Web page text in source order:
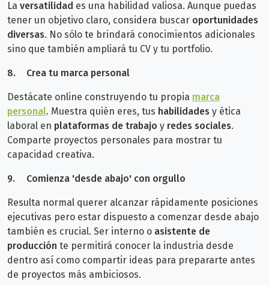
La versatilidad es una habilidad valiosa. Aunque puedas
tener un objetivo claro, considera buscar oportunidades
diversas. No sólo te brindará conocimientos adicionales
sino que también ampliará tu CV y tu portfolio.
8. Crea tu marca personal
Destácate online construyendo tu propia marca
personal. Muestra quién eres, tus habilidades y ética
laboral en plataformas de trabajo y redes sociales.
Comparte proyectos personales para mostrar tu
capacidad creativa.
9. Comienza 'desde abajo' con orgullo
Resulta normal querer alcanzar rápidamente posiciones
ejecutivas pero estar dispuesto a comenzar desde abajo
también es crucial. Ser interno o asistente de
producción te permitirá conocer la industria desde
dentro así como compartir ideas para prepararte antes
de proyectos más ambiciosos.